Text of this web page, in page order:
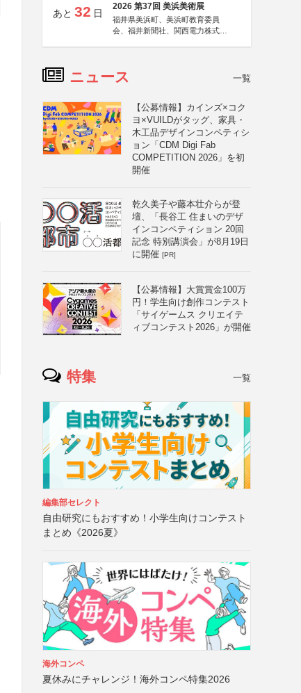
あと 32 日
2026 第37回 美浜美術展
福井県美浜町、美浜町教育委員
会、福井新聞社、関西電力株式会
ニュース 一覧
【公募情報】カインズ×コク
ヨ×VUILDがタッグ、家具・
木工品デザインコンペティシ
ョン「CDM Digi Fab
COMPETITION 2026」を初
開催
乾久美子や藤本壮介らが登
壇、「長谷工 住まいのデザ
インコンペティション 20回
記念 特別講演会」が8月19日
に開催 [PR]
【公募情報】大賞賞金100万
円！学生向け創作コンテスト
「サイゲームス クリエイテ
ィブコンテスト2026」が開催
特集 一覧
編集部セレクト
自由研究にもおすすめ！小学生向けコンテスト
まとめ《2026夏》
海外コンペ
夏休みにチャレンジ！海外コンペ特集2026